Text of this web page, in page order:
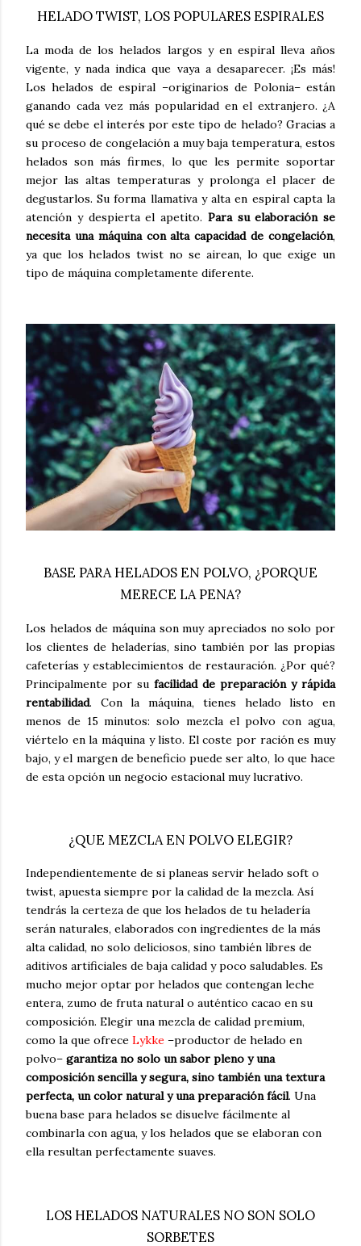
HELADO TWIST, LOS POPULARES ESPIRALES
La moda de los helados largos y en espiral lleva años
vigente, y nada indica que vaya a desaparecer. ¡Es más!
Los helados de espiral –originarios de Polonia– están
ganando cada vez más popularidad en el extranjero. ¿A
qué se debe el interés por este tipo de helado? Gracias a
su proceso de congelación a muy baja temperatura, estos
helados son más firmes, lo que les permite soportar
mejor las altas temperaturas y prolonga el placer de
degustarlos. Su forma llamativa y alta en espiral capta la
atención y despierta el apetito. Para su elaboración se
necesita una máquina con alta capacidad de congelación,
ya que los helados twist no se airean, lo que exige un
tipo de máquina completamente diferente.
BASE PARA HELADOS EN POLVO, ¿PORQUE
MERECE LA PENA?
Los helados de máquina son muy apreciados no solo por
los clientes de heladerías, sino también por las propias
cafeterías y establecimientos de restauración. ¿Por qué?
Principalmente por su facilidad de preparación y rápida
rentabilidad. Con la máquina, tienes helado listo en
menos de 15 minutos: solo mezcla el polvo con agua,
viértelo en la máquina y listo. El coste por ración es muy
bajo, y el margen de beneficio puede ser alto, lo que hace
de esta opción un negocio estacional muy lucrativo.
¿QUE MEZCLA EN POLVO ELEGIR?
Independientemente de si planeas servir helado soft o
twist, apuesta siempre por la calidad de la mezcla. Así
tendrás la certeza de que los helados de tu heladería
serán naturales, elaborados con ingredientes de la más
alta calidad, no solo deliciosos, sino también libres de
aditivos artificiales de baja calidad y poco saludables. Es
mucho mejor optar por helados que contengan leche
entera, zumo de fruta natural o auténtico cacao en su
composición. Elegir una mezcla de calidad premium,
como la que ofrece Lykke –productor de helado en
polvo– garantiza no solo un sabor pleno y una
composición sencilla y segura, sino también una textura
perfecta, un color natural y una preparación fácil. Una
buena base para helados se disuelve fácilmente al
combinarla con agua, y los helados que se elaboran con
ella resultan perfectamente suaves.
LOS HELADOS NATURALES NO SON SOLO
SORBETES